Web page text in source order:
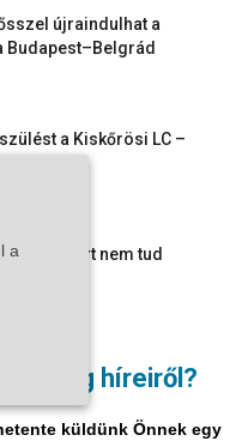
térség híreiről?
küldünk Önnek egy
újraindulhat a
a Kiskőrösi LC –
Ezért nem tud
a...
karbantartási munkálatok
jeleket festenek és...
a